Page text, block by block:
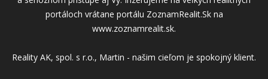
portáloch vrátane portálu ZoznamRealit.Sk na
www.zoznamrealit.sk.
Reality AK, spol. s r.o., Martin - našim cieľom je spokojný klient.